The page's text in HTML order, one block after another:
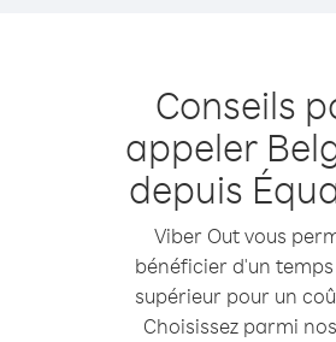
Conseils
appeler
depuis
Viber Out vous
bénéficier d'un
supérieur pour un
Choisissez parmi